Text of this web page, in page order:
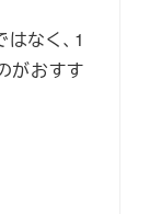
なく、1
がおすす